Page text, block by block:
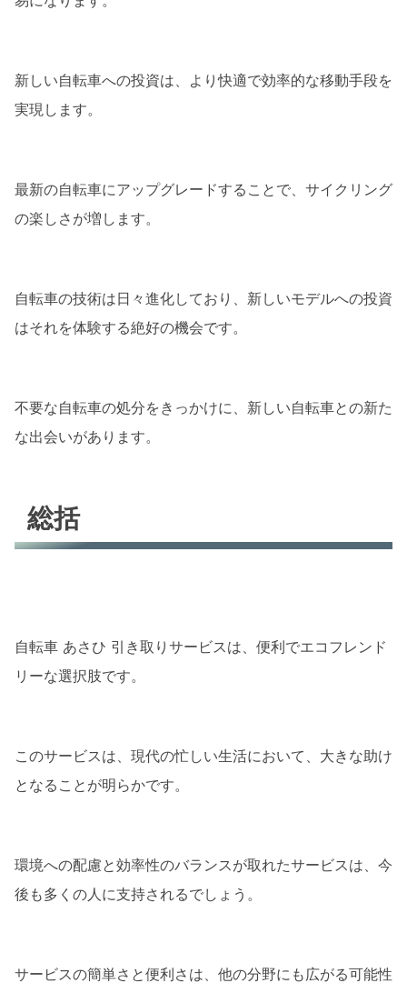
新しい自転車への投資は、より快適で効率的な移動手段を
実現します。
最新の自転車にアップグレードすることで、サイクリング
の楽しさが増します。
自転車の技術は日々進化しており、新しいモデルへの投資
はそれを体験する絶好の機会です。
不要な自転車の処分をきっかけに、新しい自転車との新た
な出会いがあります。
総括
自転車 あさひ 引き取りサービスは、便利でエコフレンド
リーな選択肢です。
このサービスは、現代の忙しい生活において、大きな助け
となることが明らかです。
環境への配慮と効率性のバランスが取れたサービスは、今
後も多くの人に支持されるでしょう。
サービスの簡単さと便利さは、他の分野にも広がる可能性